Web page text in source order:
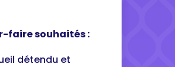
faire souhaités :
détendu et